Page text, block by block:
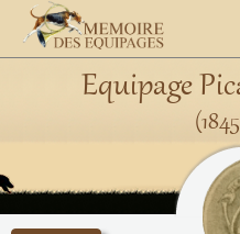
Equipage